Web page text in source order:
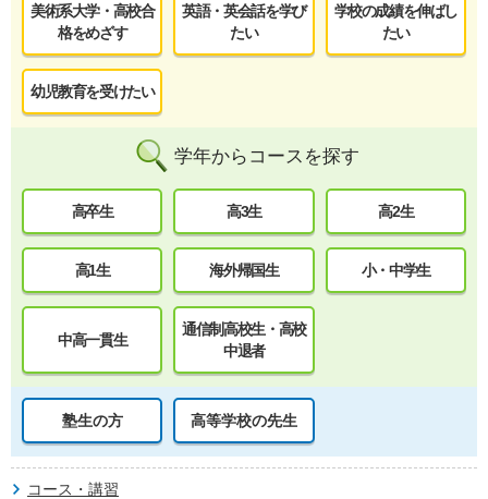
美術系大学・高校合
格をめざす
英語・英会話を学び
たい
学校の成績を伸ばし
たい
幼児教育を受けたい
学年からコースを探す
高卒生 高3生 高2生
高1生 海外帰国生 小・中学生
中高一貫生
通信制高校生・高校
中退者
塾生の方 高等学校の先生
コース・講習